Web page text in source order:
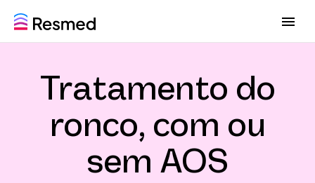
G
o
G
o
Tratamento do
ronco, com ou
sem AOS